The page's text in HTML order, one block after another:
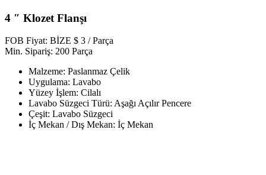
4 ″ Klozet Flanşı
FOB Fiyat: BİZE $ 3 / Parça
Min. Sipariş: 200 Parça
Malzeme: Paslanmaz Çelik
Uygulama: Lavabo
Yüzey İşlem: Cilalı
Lavabo Süzgeci Türü: Aşağı Açılır Pencere
Çeşit: Lavabo Süzgeci
İç Mekan / Dış Mekan: İç Mekan